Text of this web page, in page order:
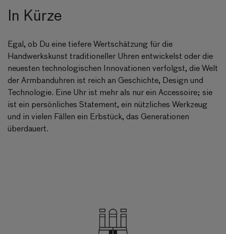
In Kürze
Egal, ob Du eine tiefere Wertschätzung für die
Handwerkskunst traditioneller Uhren entwickelst oder die
neuesten technologischen Innovationen verfolgst, die Welt
der Armbanduhren ist reich an Geschichte, Design und
Technologie. Eine Uhr ist mehr als nur ein Accessoire; sie
ist ein persönliches Statement, ein nützliches Werkzeug
und in vielen Fällen ein Erbstück, das Generationen
überdauert.